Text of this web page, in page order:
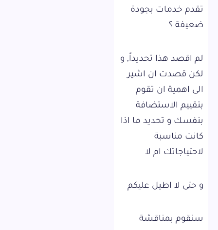
تقدم خدمات بجودة
ضعيفة ؟
لم اقصد هذا تحديداً, و
لكن قصدت ان اشير
الى اهمية ان تقوم
بتقييم الاستضافة
بنفسك و تحديد ما اذا
كانت مناسبة
لاحتياجاتك ام لا
و حتى لا اطيل عليكم
سنقوم بمناقشة